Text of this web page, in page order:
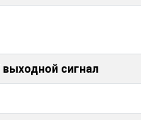
сигнал